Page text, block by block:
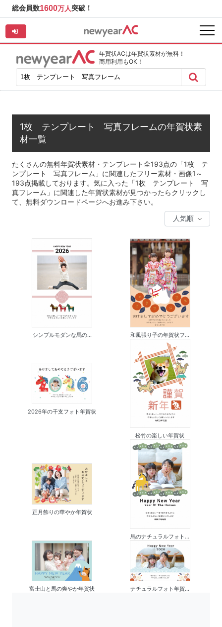
総会員数1600万人突破！
年賀状ACは年賀状素材が無料！
商用利用もOK！
1枚 テンプレート 写真フレームの年賀状素
材一覧
たくさんの無料年賀状素材・テンプレート全193点の「1枚 テ
ンプレート 写真フレーム」に関連したフリー素材・画像1～
193点掲載しております。気に入った「1枚 テンプレート 写
真フレーム」に関連した年賀状素材が見つかったらクリックし
て、無料ダウンロードページへお進み下さい。
シンプルモダンな馬の... 和風張り子の年賀状フ...
2026年の干支フォト年賀状
松竹の楽しい年賀状
正月飾りの華やか年賀状
馬のナチュラルフォト...
富士山と馬の爽やか年賀状 ナチュラルフォト年賀...